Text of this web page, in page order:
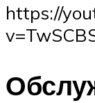
https://